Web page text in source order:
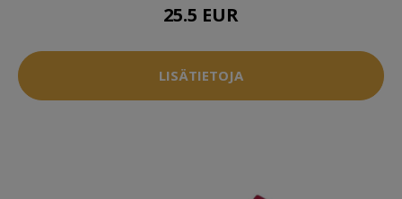
25.5 EUR
LISÄTIETOJA